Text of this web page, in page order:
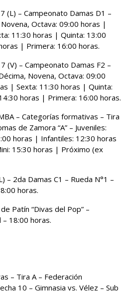
(L) – Campeonato Damas D1 –
Octava: 09:00 horas |
11:30 horas | Quinta: 13:00
| Primera: 16:00 horas.
(V) – Campeonato Damas F2 –
Novena, Octava: 09:00
| Sexta: 11:30 horas | Quinta:
horas | Primera: 16:00 horas.
– Categorías formativas – Tira
de Zamora “A” – Juveniles:
horas | Infantiles: 12:30 horas
15:30 horas | Próximo (ex
– 2da Damas C1 – Rueda N°1 –
horas.
Patín “Divas del Pop” –
18:00 horas.
– Tira A – Federación
10 – Gimnasia vs. Vélez – Sub